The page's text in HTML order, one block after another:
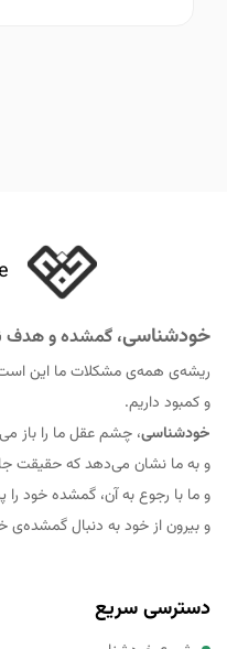
خودشناسی، گمشده و هدف
ریشه‌ی همه‌ی مشکلات ما این
و کمبود داریم.
خودشناسی، چشم عقل ما را باز
و به ما نشان می‌دهد که حقيقت
و ما با رجوع به آن، گمشده خود را
و بیرون از خود به دنبال گمشده‌ی
دسترسی سریع